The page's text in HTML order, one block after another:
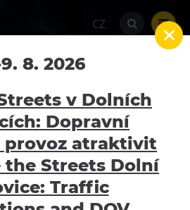
CZ
FUTUREUM
historii s uměním,
do budoucnosti. Výstavy,
program i jedinečný prostor
8. 2026
v Dolních
Dopravní
provoz atraktivit
the Streets Dolní
Traffic